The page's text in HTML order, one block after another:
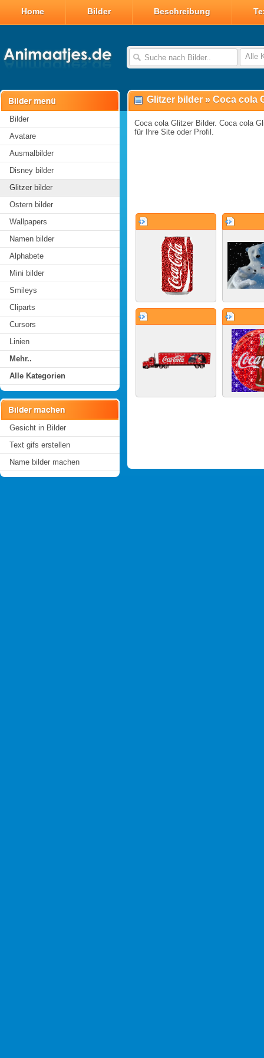
Home Bilder Beschreibung
Alle
Bilder
Avatare
Ausmalbilder
Disney bilder
Glitzer bilder
Ostern bilder
Wallpapers
Namen bilder
Alphabete
Mini bilder
Smileys
Cliparts
Cursors
Linien
Mehr..
Alle Kategorien
Gesicht in Bilder
Text gifs erstellen
Name bilder machen
Glitzer bilder » Coca cola
Coca cola Glitzer Bilder. Coca cola
für Ihre Site oder Profil.